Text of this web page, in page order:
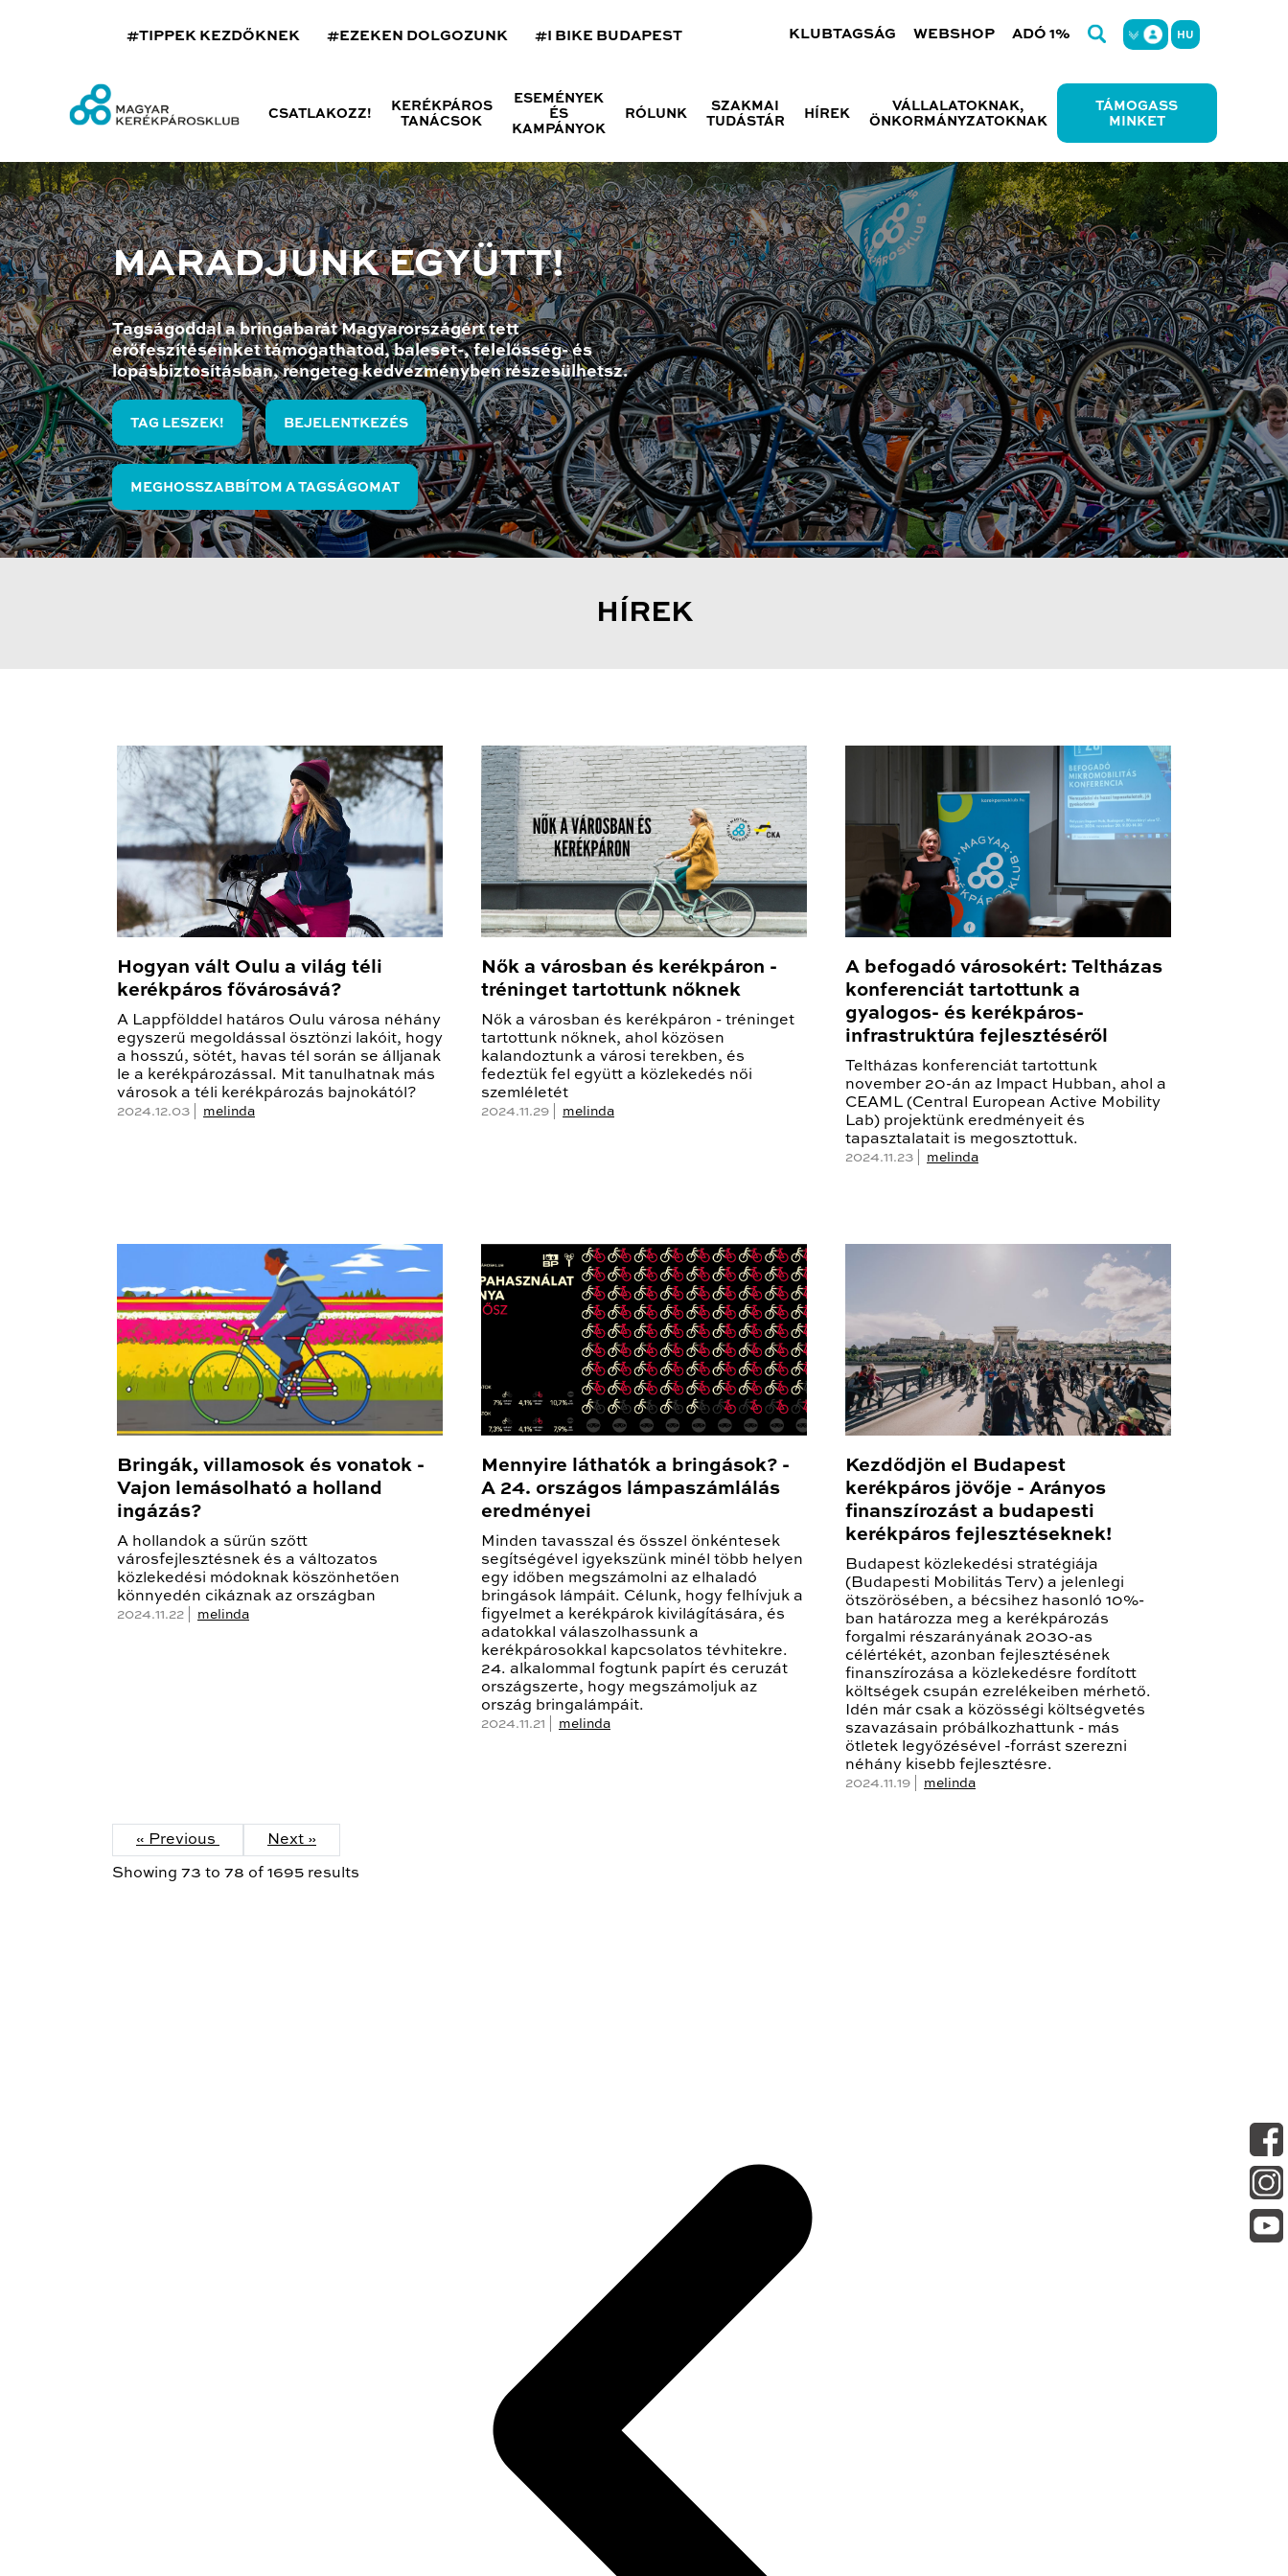
#TIPPEK KEZDŐKNEK #EZEKEN DOLGOZUNK #I BIKE BUDAPEST KLUBTAGSÁG WEBSHOP ADÓ 1% HU
CSATLAKOZZ!
KERÉKPÁROS
TANÁCSOK
ESEMÉNYEK
ÉS
KAMPÁNYOK
RÓLUNK
SZAKMAI
TUDÁSTÁR
HÍREK
VÁLLALATOKNAK,
ÖNKORMÁNYZATOKNAK
TÁMOGASS
MINKET
MARADJUNK EGYÜTT!
Tagságoddal a bringabarát Magyarországért tett
erőfeszítéseinket támogathatod, baleset-, felelősség- és
lopásbiztosításban, rengeteg kedvezményben részesülhetsz.
TAG LESZEK! BEJELENTKEZÉS
MEGHOSSZABBÍTOM A TAGSÁGOMAT
HÍREK
Hogyan vált Oulu a világ téli
kerékpáros fővárosává?
A Lappfölddel határos Oulu városa néhány
egyszerű megoldással ösztönzi lakóit, hogy
a hosszú, sötét, havas tél során se álljanak
le a kerékpározással. Mit tanulhatnak más
városok a téli kerékpározás bajnokától?
2024.12.03 | melinda
Nők a városban és kerékpáron -
tréninget tartottunk nőknek
Nők a városban és kerékpáron - tréninget
tartottunk nőknek, ahol közösen
kalandoztunk a városi terekben, és
fedeztük fel együtt a közlekedés női
szemléletét
2024.11.29 | melinda
A befogadó városokért: Teltházas
konferenciát tartottunk a
gyalogos- és kerékpáros-
infrastruktúra fejlesztéséről
Teltházas konferenciát tartottunk
november 20-án az Impact Hubban, ahol a
CEAML (Central European Active Mobility
Lab) projektünk eredményeit és
tapasztalatait is megosztottuk.
2024.11.23 | melinda
Bringák, villamosok és vonatok -
Vajon lemásolható a holland
ingázás?
A hollandok a sűrűn szőtt
városfejlesztésnek és a változatos
közlekedési módoknak köszönhetően
könnyedén cikáznak az országban
2024.11.22 | melinda
Mennyire láthatók a bringások? -
A 24. országos lámpaszámlálás
eredményei
Minden tavasszal és ősszel önkéntesek
segítségével igyekszünk minél több helyen
egy időben megszámolni az elhaladó
bringások lámpáit. Célunk, hogy felhívjuk a
figyelmet a kerékpárok kivilágítására, és
adatokkal válaszolhassunk a
kerékpárosokkal kapcsolatos tévhitekre.
24. alkalommal fogtunk papírt és ceruzát
országszerte, hogy megszámoljuk az
ország bringalámpáit.
2024.11.21 | melinda
Kezdődjön el Budapest
kerékpáros jövője - Arányos
finanszírozást a budapesti
kerékpáros fejlesztéseknek!
Budapest közlekedési stratégiája
(Budapesti Mobilitás Terv) a jelenlegi
ötszörösében, a bécsihez hasonló 10%-
ban határozza meg a kerékpározás
forgalmi részarányának 2030-as
célértékét, azonban fejlesztésének
finanszírozása a közlekedésre fordított
költségek csupán ezrelékeiben mérhető.
Idén már csak a közösségi költségvetés
szavazásain próbálkozhattunk - más
ötletek legyőzésével -forrást szerezni
néhány kisebb fejlesztésre.
2024.11.19 | melinda
« Previous Next »
Showing 73 to 78 of 1695 results